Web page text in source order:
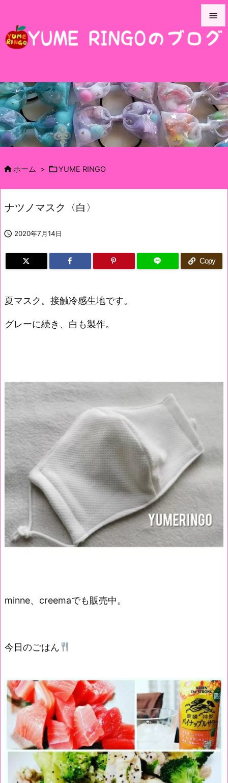



前へ

次へ

ホーム > YUME RINGO
ナツノマスク〈白〉
 2020年7月14日
Copy
夏マスク。接触冷感生地です。
グレーに続き、白も製作。
minne、creemaでも販売中。
今日のごはん